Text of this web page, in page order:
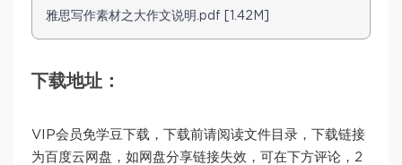
雅思写作素材之大作文说明.pdf [1.42M]
下载地址：
VIP会员免学豆下载，下载前请阅读文件目录，下载链接
为百度云网盘，如网盘分享链接失效，可在下方评论，2